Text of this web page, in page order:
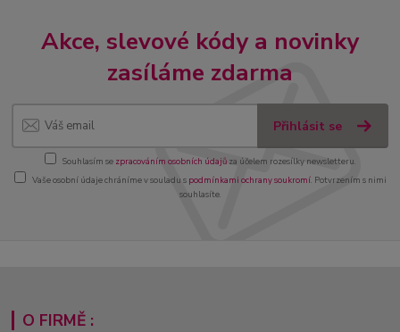
Akce, slevové kódy a novinky
zasíláme zdarma
Přihlásit se
Souhlasím se zpracováním osobních údajůza účelem rozesílky newsletteru.
Vaše osobní údaje chráníme v souladu s podmínkami ochrany soukromí. Potvrzením s nimi
souhlasíte.
O FIRMĚ :